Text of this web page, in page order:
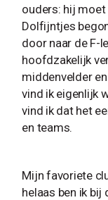
ouders: hij moet
Dolfijntjes
door naar de F-
hoofdzakelijk
middenvelder
vind ik eigenlijk
vind ik dat het
en teams.
Mijn favoriete
helaas ben ik bij